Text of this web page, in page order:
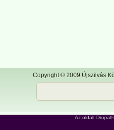
Copyright © 2009 Újszilvás
Az oldalt Drupal©